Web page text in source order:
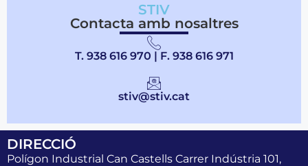
STIV
Contacta amb nosaltres
T. 938 616 970 | F. 938 616 971
stiv@stiv.cat
DIRECCIÓ
Polígon Industrial Can Castells Carrer Indústria 101,